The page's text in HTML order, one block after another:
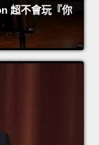
超不會玩『你